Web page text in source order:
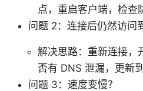
点，重启客户端，检查
问题 2：连接后仍然访问
解决思路：重新连接
否有 DNS 泄漏，更新
问题 3：速度变慢？